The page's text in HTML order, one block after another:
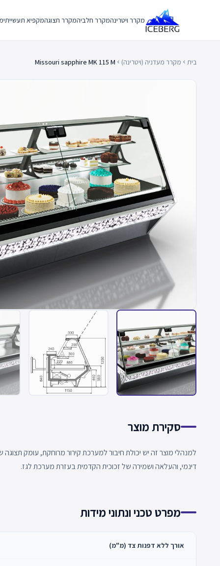
מקרר ויטרינהמקרר חלביהמקרר תצוגהמקפיא תעשייתי
בית chevron_left מקרר מעדניה (ויטרינה) chevron_left
Missouri sapphire MK 115 M
סקירת מוצר
דינמי, והעלאה ושמירה של זכוכית הקדמית בעזרת מערכת לגז.
מפרט טכני ונתוני מידות
אורך ללא דפנות צד (מ"מ)